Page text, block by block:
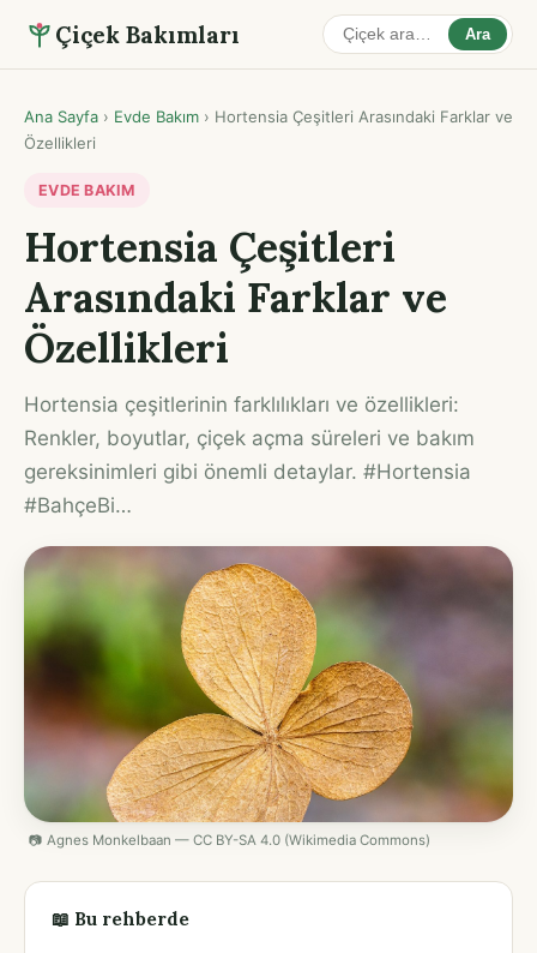
Çiçek Bakımları Ara
Ana Sayfa › Evde Bakım › Hortensia Çeşitleri Arasındaki Farklar ve
Özellikleri
EVDE BAKIM
Hortensia Çeşitleri
Arasındaki Farklar ve
Özellikleri
Hortensia çeşitlerinin farklılıkları ve özellikleri:
Renkler, boyutlar, çiçek açma süreleri ve bakım
gereksinimleri gibi önemli detaylar. #Hortensia
#BahçeBi…
📷 Agnes Monkelbaan — CC BY-SA 4.0 (Wikimedia Commons)
📖 Bu rehberde